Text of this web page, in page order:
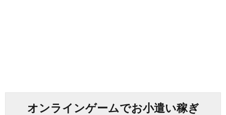
オンラインゲームでお小遣い稼ぎ